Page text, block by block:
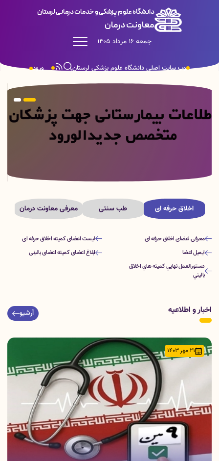
دانشگاه علوم پزشکی و خدمات درمانی لرستان
معاونت درمان
جمعه 16 مرداد 1405
ورود وب سایت اصلی دانشگاه علوم پزشکی لرستان
اخلاق حرفه ای طب سنتی معرفی معاونت درمان
معرفی اعضای اخلاق حرفه ای
لیست اعضای کمیته اخلاق حرفه ای
ایمیل اعضا
ابلاغ اعضای کمیته اعضای بالینی
دستورالعمل نهايي كميته هاي اخلاق
باليني
اخبار و اطلاعیه آرشیو
21 مهر 1403